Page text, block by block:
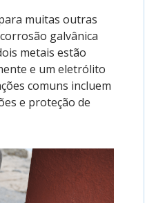
muitas outras
galvânica
metais estão
e um eletrólito
comuns incluem
e proteção de